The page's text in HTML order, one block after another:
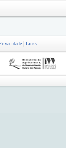
Links